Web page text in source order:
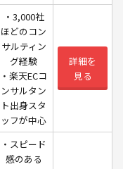
・3,000社
ほどのコン
サルティン
グ経験
・楽天ECコ
ンサルタン
ト出身スタ
ッフが中心
詳細を
見る
・スピード
感のある